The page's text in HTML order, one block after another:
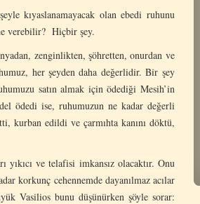
kıyaslanamayacak olan ebedi ruhunu
verebilir? Hiçbir şey.
zenginlikten, şöhretten, onurdan ve
her şeyden daha değerlidir. Bir şey
satın almak için ödediği Mesih’in
ödedi ise, ruhumuzun ne kadar değerli
kurban edildi ve çarmıhta kanını döktü,
ve telafisi imkansız olacaktır. Onu
korkunç cehennemde dayanılmaz acılar
Vasilios bunu düşünürken şöyle sorar: